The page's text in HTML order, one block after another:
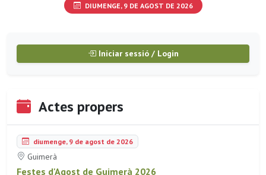
DIUMENGE, 9 DE AGOST DE 2026
Iniciar sessió / Login
Actes propers
diumenge, 9 de agost de 2026
Guimerà
Festes d'Agost de Guimerà 2026